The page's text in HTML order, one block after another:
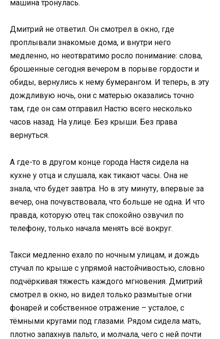
машина тронулась.
Дмитрий не ответил. Он смотрел в окно, где
проплывали знакомые дома, и внутри него
медленно, но неотвратимо росло понимание: слова,
брошенные сегодня вечером в порыве гордости и
обиды, вернулись к нему бумерангом. И теперь, в эту
дождливую ночь, они с матерью оказались точно
там, где он сам отправил Настю всего несколько
часов назад. На улице. Без крыши. Без права
вернуться.
А где-то в другом конце города Настя сидела на
кухне у отца и слушала, как тикают часы. Она не
знала, что будет завтра. Но в эту минуту, впервые за
вечер, она почувствовала, что больше не одна. И что
правда, которую отец так спокойно озвучил по
телефону, только начала менять всё вокруг.
Такси медленно ехало по ночным улицам, и дождь
стучал по крыше с упрямой настойчивостью, словно
подчёркивая тяжесть каждого мгновения. Дмитрий
смотрел в окно, но видел только размытые огни
фонарей и собственное отражение – усталое, с
тёмными кругами под глазами. Рядом сидела мать,
плотно запахнув пальто, и молчала, чего с ней почти